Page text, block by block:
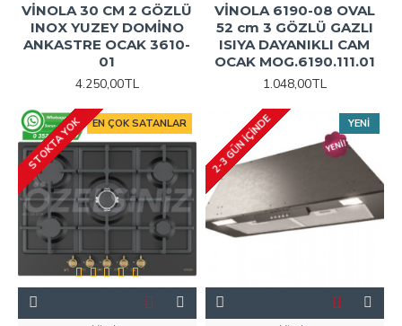
VİNOLA 30 CM 2 GÖZLÜ
INOX YUZEY DOMİNO
ANKASTRE OCAK 3610-
01
4.250,00TL
VİNOLA 6190-08 OVAL
52 cm 3 GÖZLÜ GAZLI
ISIYA DAYANIKLI CAM
OCAK MOG.6190.111.01
1.048,00TL
EN ÇOK SATANLAR
STOKTA YOK YENI
2-3 GÜN IÇINDE